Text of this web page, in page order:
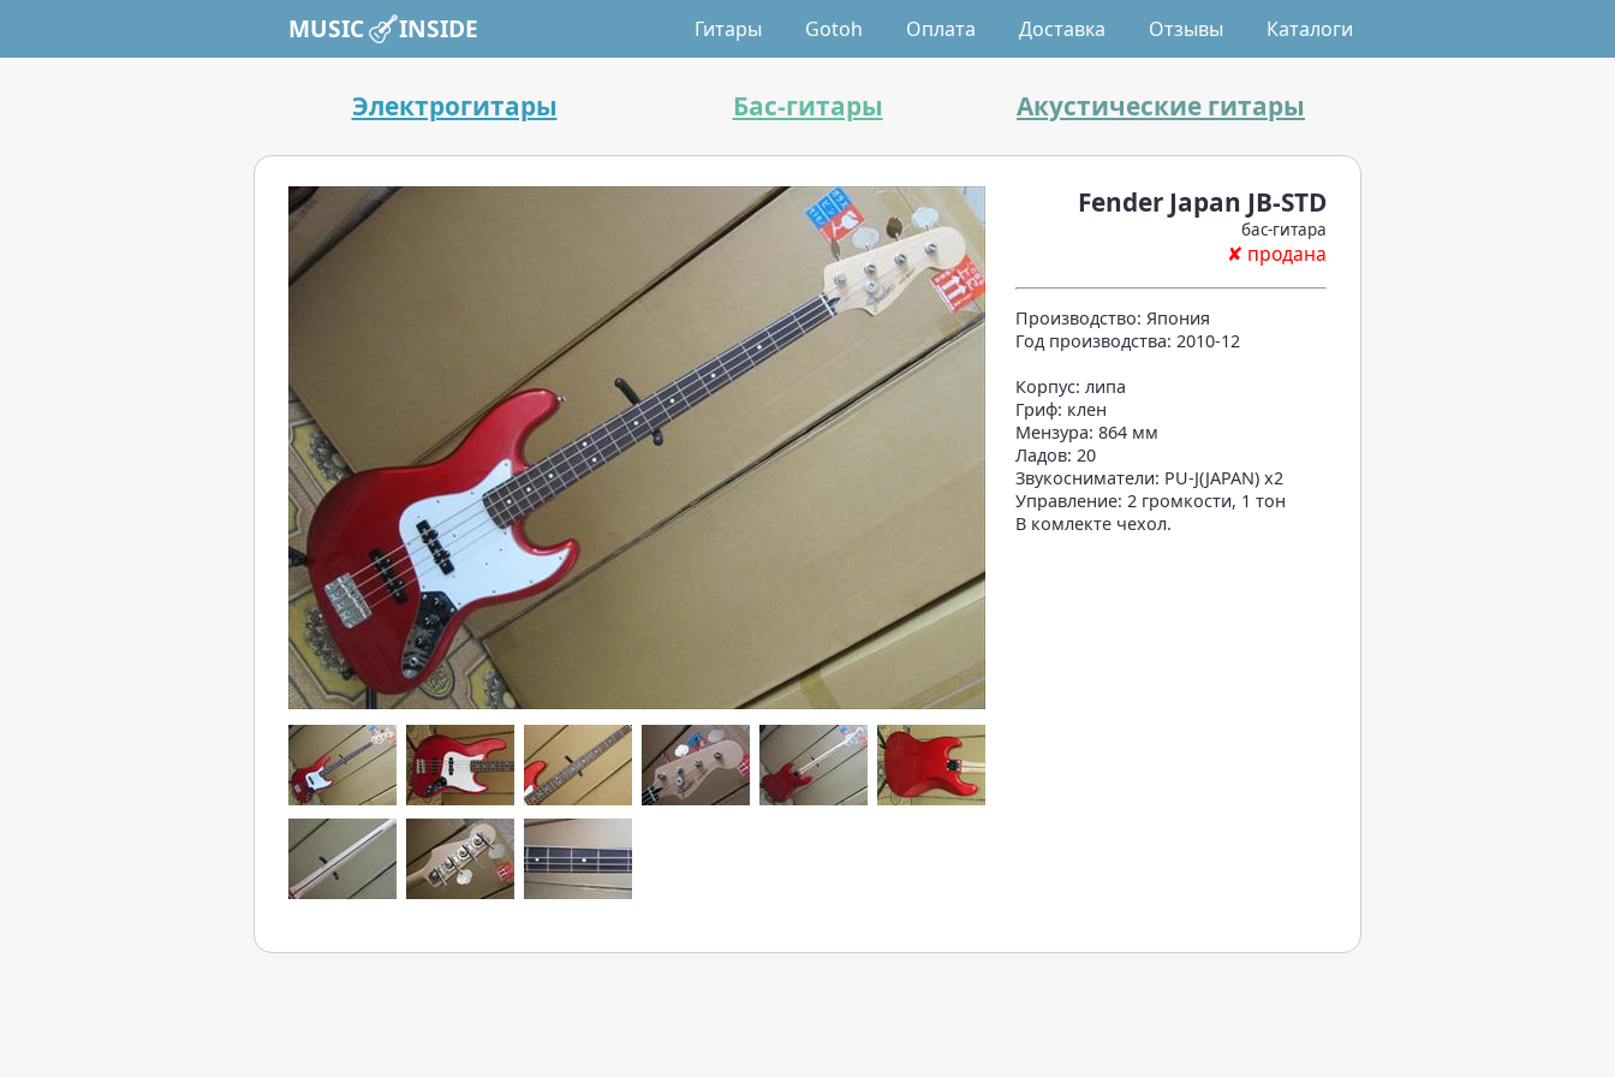
Электрогитары Бас-гитары Акустические гитары
Fender Japan JB-STD
бас-гитара
✘ продана
Производство: Япония
Год производства: 2010-12
Корпус: липа
Гриф: клен
Мензура: 864 мм
Ладов: 20
Звукосниматели: PU-J(JAPAN) x2
Управление: 2 громкости, 1 тон
В комлекте чехол.
MUSIC INSIDE Гитары Gotoh Оплата Доставка Отзывы Каталоги